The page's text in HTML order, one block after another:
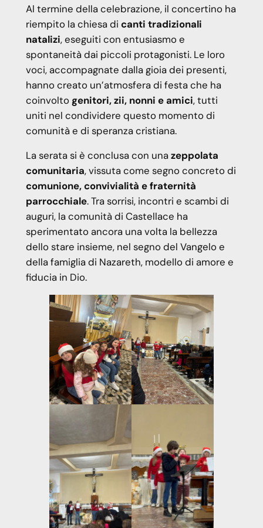
Al termine della celebrazione, il concertino ha
riempito la chiesa di canti tradizionali
natalizi, eseguiti con entusiasmo e
spontaneità dai piccoli protagonisti. Le loro
voci, accompagnate dalla gioia dei presenti,
hanno creato un’atmosfera di festa che ha
coinvolto genitori, zii, nonni e amici, tutti
uniti nel condividere questo momento di
comunità e di speranza cristiana.
La serata si è conclusa con unazeppolata
comunitaria, vissuta come segno concreto di
comunione, convivialità e fraternità
parrocchiale. Tra sorrisi, incontri e scambi di
auguri, la comunità di Castellace ha
sperimentato ancora una volta la bellezza
dello stare insieme, nel segno del Vangelo e
della famiglia di Nazareth, modello di amore e
fiducia in Dio.